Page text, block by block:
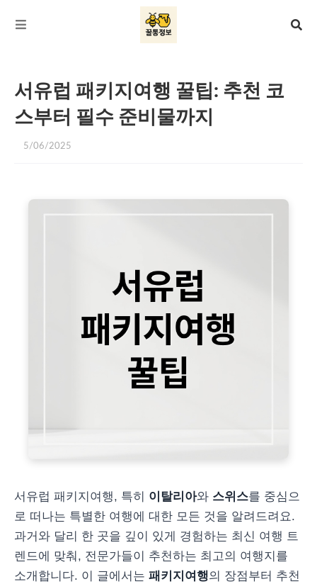
서유럽 패키지여행 꿀팁: 추천 코
스부터 필수 준비물까지
5/06/2025
서유럽 패키지여행, 특히 이탈리아와 스위스를 중심으
로 떠나는 특별한 여행에 대한 모든 것을 알려드려요.
과거와 달리 한 곳을 깊이 있게 경험하는 최신 여행 트
렌드에 맞춰, 전문가들이 추천하는 최고의 여행지를
소개합니다. 이 글에서는 패키지여행의 장점부터 추천